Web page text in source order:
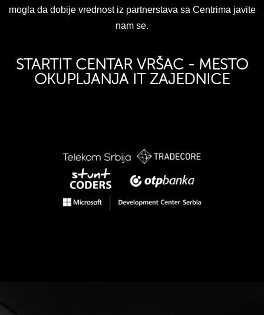
mogla da dobije vrednost iz partnerstava sa Centrima javite
nam se.
STARTIT CENTAR VRŠAC - MESTO
OKUPLJANJA IT ZAJEDNICE